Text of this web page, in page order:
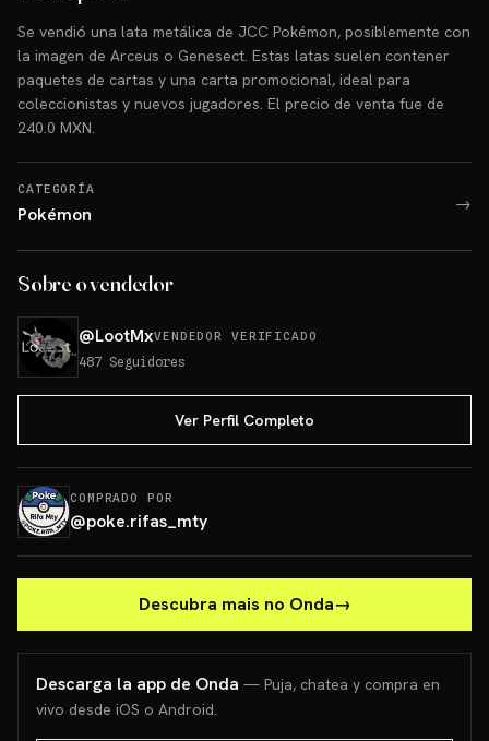
Se vendió una lata metálica de JCC Pokémon, posiblemente con
la imagen de Arceus o Genesect. Estas latas suelen contener
paquetes de cartas y una carta promocional, ideal para
coleccionistas y nuevos jugadores. El precio de venta fue de
240.0 MXN.
CATEGORÍA
Pokémon →
Sobre o vendedor
@LootMxVENDEDOR VERIFICADO
487 Seguidores
Ver Perfil Completo
COMPRADO POR
@poke.rifas_mty
Descubra mais no Onda→
Descarga la app de Onda — Puja, chatea y compra en
vivo desde iOS o Android.